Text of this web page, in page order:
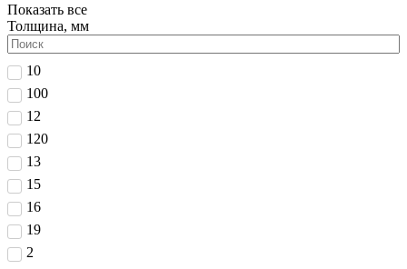
Показать все
Толщина, мм
10
100
12
120
13
15
16
19
2